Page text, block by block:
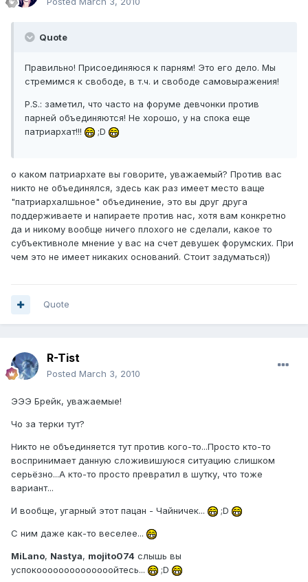
Quote
Правильно! Присоединяюся к парням! Это его дело. Мы
стремимся к свободе, в т.ч. и свободе самовыражения!
P.S.: заметил, что часто на форуме девчонки против
парней объединяются! Не хорошо, у на спока еще
патриархат!!!
;D
о каком патриархате вы говорите, уважаемый? Против вас
никто не объединялся, здесь как раз имеет место ваще
"патриархалшьное" объединение, это вы друг друга
поддерживаете и напираете против нас, хотя вам конкретно
да и никому вообще ничего плохого не сделали, какое то
субъективноле мнение у вас на счет девушек форумских. При
чем это не имеет никаких оснований. Стоит задуматься))
Quote
R-Tist
Posted March 3, 2010
ЭЭЭ Брейк, уважаемые!
Чо за терки тут?
Никто не объединяется тут против кого-то...Просто кто-то
воспринимает данную сложивишуюся ситуацию слишком
серьёзно...А кто-то просто превратил в шутку, что тоже
вариант...
И вообще, угарный этот пацан - Чайничек... ;D
С ним даже как-то веселее...
MiLano, Nastya, mojito074 слышь вы
успокоооооооооооооойтесь...
;D